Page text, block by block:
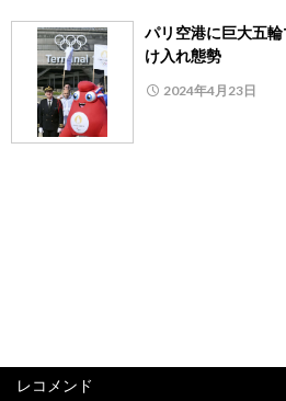
パリ空港に巨大五
け入れ態勢
2024年4月23日
レコメンド